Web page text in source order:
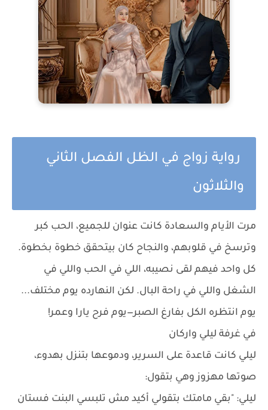
رواية زواج في الظل الفصل الثاني
والثلاثون
مرت الأيام والسعادة كانت عنوان للجميع، الحب كبر
وترسخ في قلوبهم، والنجاح كان بيتحقق خطوة بخطوة.
كل واحد فيهم لقى نصيبه، اللي في الحب واللي في
الشغل واللي في راحة البال. لكن النهارده يوم مختلف...
يوم انتظره الكل بفارغ الصبر—يوم فرح يارا وعمر!
في غرفة ليلي واركان
ليلي كانت قاعدة على السرير، ودموعها بتنزل بهدوء،
صوتها مهزوز وهي بتقول:
ليلي: "بقي مامتك بتقولي أكيد مش تلبسي البنت فستان